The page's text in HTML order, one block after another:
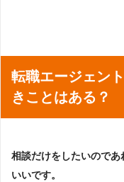
転職エージェン
きことはある？
相談だけをしたいので
いいです。